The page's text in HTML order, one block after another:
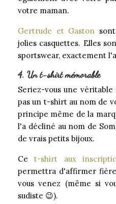
votre maman.
Gertrude et Gaston
jolies casquettes. Elles
sportswear, exactement
4. Un t-shirt mémorable
Seriez-vous une
pas un t-shirt au nom de
principe même de la
l'a décliné au nom de
de vrais petits bijoux.
Ce t-shirt aux
permettra d'affirmer
vous venez (même si
sudiste 😉).